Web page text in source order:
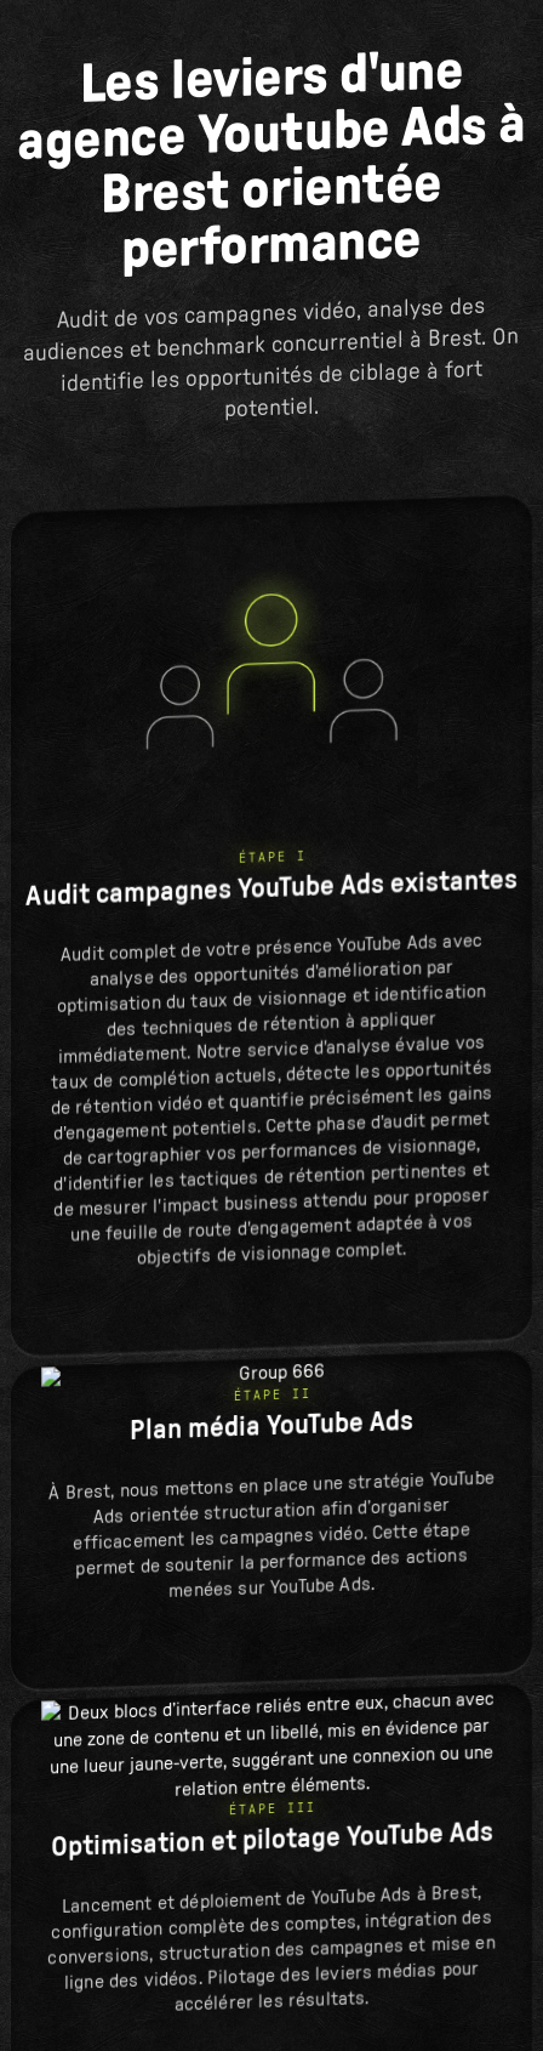
Les leviers d'une
agence Youtube Ads à
Brest orientée
performance
Audit de vos campagnes vidéo, analyse des
audiences et benchmark concurrentiel à Brest. On
identifie les opportunités de ciblage à fort
potentiel.
ÉTAPE I
Audit campagnes YouTube Ads existantes
Audit complet de votre présence YouTube Ads avec
analyse des opportunités d'amélioration par
optimisation du taux de visionnage et identification
des techniques de rétention à appliquer
immédiatement. Notre service d'analyse évalue vos
taux de complétion actuels, détecte les opportunités
de rétention vidéo et quantifie précisément les gains
d'engagement potentiels. Cette phase d'audit permet
de cartographier vos performances de visionnage,
d'identifier les tactiques de rétention pertinentes et
de mesurer l'impact business attendu pour proposer
une feuille de route d'engagement adaptée à vos
objectifs de visionnage complet.
ÉTAPE II
Plan média YouTube Ads
À Brest, nous mettons en place une stratégie YouTube
Ads orientée structuration afin d’organiser
efficacement les campagnes vidéo. Cette étape
permet de soutenir la performance des actions
menées sur YouTube Ads.
ÉTAPE III
Optimisation et pilotage YouTube Ads
Lancement et déploiement de YouTube Ads à Brest,
configuration complète des comptes, intégration des
conversions, structuration des campagnes et mise en
ligne des vidéos. Pilotage des leviers médias pour
accélérer les résultats.